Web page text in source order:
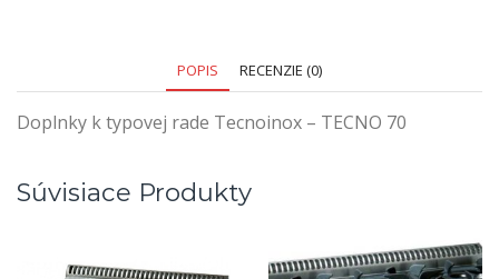
POPIS RECENZIE (0)
Doplnky k typovej rade Tecnoinox – TECNO 70
Súvisiace Produkty